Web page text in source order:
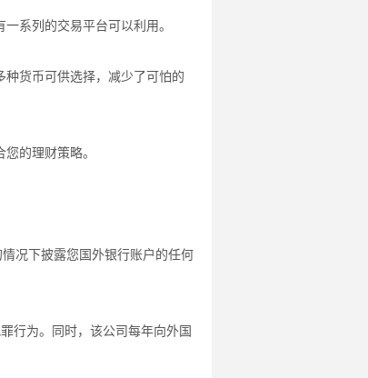
系列的交易平台可以利用。
货币可供选择，减少了可怕的
的理财策略。
况下披露您国外银行账户的任何
行为。同时，该公司每年向外国